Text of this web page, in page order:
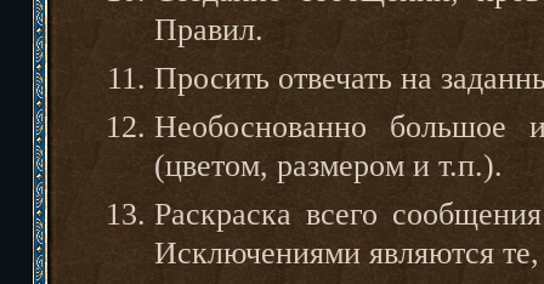
Правил.
Просить отвечать на
Необоснованно большое
(цветом, размером и т.п.).
Раскраска всего
Исключениями являются